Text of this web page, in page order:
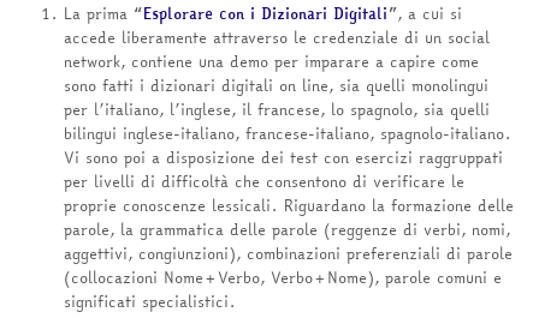
La prima“Esplorare con i Dizionari Digitali”, a cui si
accede liberamente attraverso le credenziale di un social
network, contiene una demo per imparare a capire come
sono fatti i dizionari digitali on line, sia quelli monolingui
per l’italiano, l’inglese, il francese, lo spagnolo, sia quelli
bilingui inglese-italiano, francese-italiano, spagnolo-italiano.
Vi sono poi a disposizione dei test con esercizi raggruppati
per livelli di difficoltà che consentono di verificare le
proprie conoscenze lessicali. Riguardano la formazione delle
parole, la grammatica delle parole (reggenze di verbi, nomi,
aggettivi, congiunzioni), combinazioni preferenziali di parole
(collocazioni Nome+Verbo, Verbo+Nome), parole comuni e
significati specialistici.